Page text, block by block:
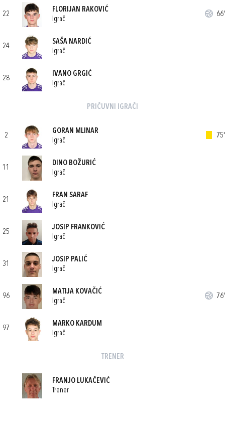
22
FLORIJAN RAKOVIĆ
Igrač
66'
24
SAŠA NARDIĆ
Igrač
28
IVANO GRGIĆ
Igrač
PRIČUVNI IGRAČI
2
GORAN MLINAR
Igrač
75'
11
DINO BOŽURIĆ
Igrač
21
FRAN SARAF
Igrač
25
JOSIP FRANKOVIĆ
Igrač
31
JOSIP PALIĆ
Igrač
96
MATIJA KOVAČIĆ
Igrač
76'
97
MARKO KARDUM
Igrač
TRENER
FRANJO LUKAČEVIĆ
Trener